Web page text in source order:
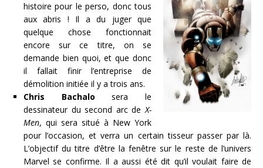
histoire pour le perso, donc tous
aux abris ! Il a du juger que
quelque chose fonctionnait
encore sur ce titre, on se
demande bien quoi, et que donc
il fallait finir l’entreprise de
démolition initiée il y a trois ans.
Chris Bachalo sera le
dessinateur du second arc deX-
Men, qui sera situé à New York
pour l’occasion, et verra un certain tisseur passer par là.
L’objectif du titre d’être la fenêtre sur le reste de l’univers
Marvel se confirme. Il a aussi été dit qu’il voulait faire de